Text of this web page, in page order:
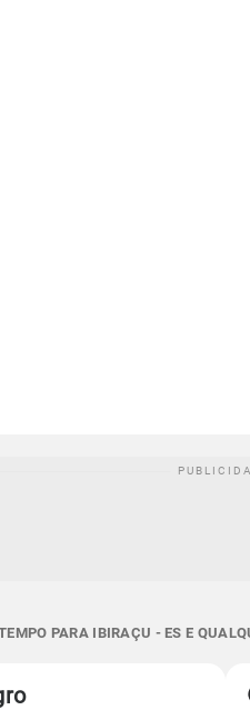
PARA IBIRAÇU - ES E